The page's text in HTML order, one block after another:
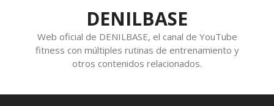
DENILBASE
Web oficial de DENILBASE, el canal de YouTube
fitness con múltiples rutinas de entrenamiento y
otros contenidos relacionados.